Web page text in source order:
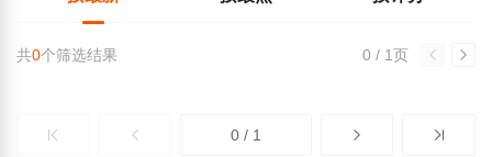
0 / 1页
共0个筛选结果
0 / 1